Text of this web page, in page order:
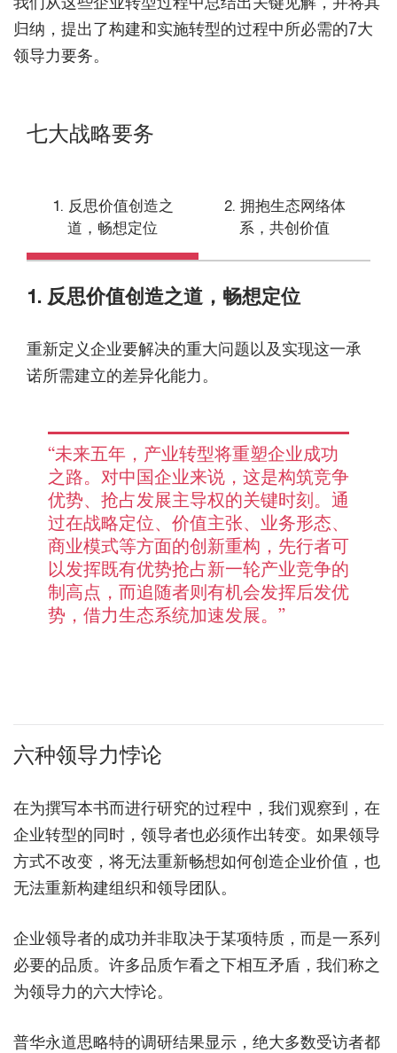
归纳，提出了构建和实施转型的过程中所必需的7大
领导力要务。
七大战略要务
1. 反思价值创造之
道，畅想定位
2. 拥抱生态网络体
系，共创价值
1. 反思价值创造之道，畅想定位
重新定义企业要解决的重大问题以及实现这一承
诺所需建立的差异化能力。
“未来五年，产业转型将重塑企业成功
之路。对中国企业来说，这是构筑竞争
优势、抢占发展主导权的关键时刻。通
过在战略定位、价值主张、业务形态、
商业模式等方面的创新重构，先行者可
以发挥既有优势抢占新一轮产业竞争的
制高点，而追随者则有机会发挥后发优
势，借力生态系统加速发展。”
六种领导力悖论
在为撰写本书而进行研究的过程中，我们观察到，在
企业转型的同时，领导者也必须作出转变。如果领导
方式不改变，将无法重新畅想如何创造企业价值，也
无法重新构建组织和领导团队。
企业领导者的成功并非取决于某项特质，而是一系列
必要的品质。许多品质乍看之下相互矛盾，我们称之
为领导力的六大悖论。
普华永道思略特的调研结果显示，绝大多数受访者都